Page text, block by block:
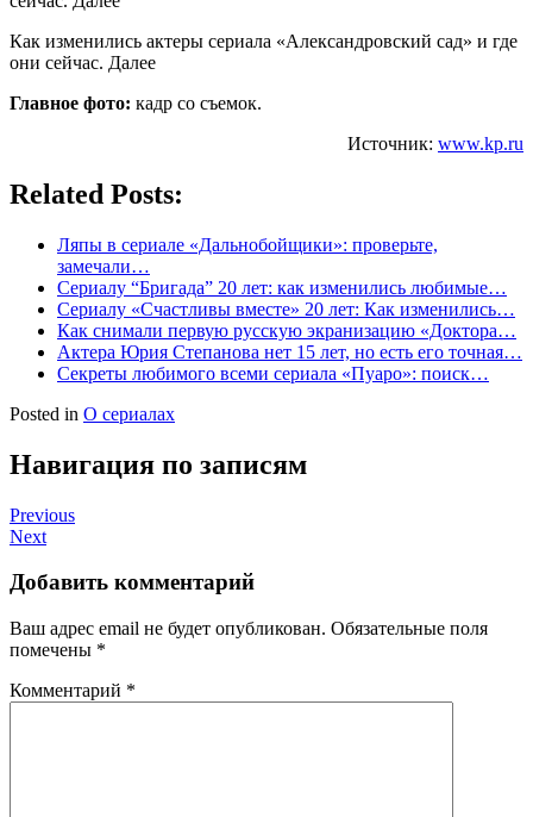
Как изменились актеры сериала «Александровский сад» и где
они сейчас. Далее
Главное фото: кадр со съемок.
Источник: www.kp.ru
Related Posts:
Ляпы в сериале «Дальнобойщики»: проверьте,
замечали…
Сериалу “Бригада” 20 лет: как изменились любимые…
Сериалу «Счастливы вместе» 20 лет: Как изменились…
Как снимали первую русскую экранизацию «Доктора…
Актера Юрия Степанова нет 15 лет, но есть его точная…
Секреты любимого всеми сериала «Пуаро»: поиск…
Posted in О сериалах
Навигация по записям
Previous
Next
Добавить комментарий
Ваш адрес email не будет опубликован. Обязательные поля
помечены *
Комментарий *